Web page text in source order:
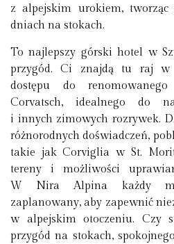
z alpejskim urokiem, tworząc
dniach na stokach.
To najlepszy górski hotel w
przygód. Ci znajdą tu raj w
dostępu do
Corvatsch, idealnego do
i innych zimowych rozrywek.
różnorodnych doświadczeń,
takie jak Corviglia w St.
tereny i możliwości
W Nira Alpina każdy
zaplanowany, aby zapewnić
w alpejskim otoczeniu. Czy
przygód na stokach,